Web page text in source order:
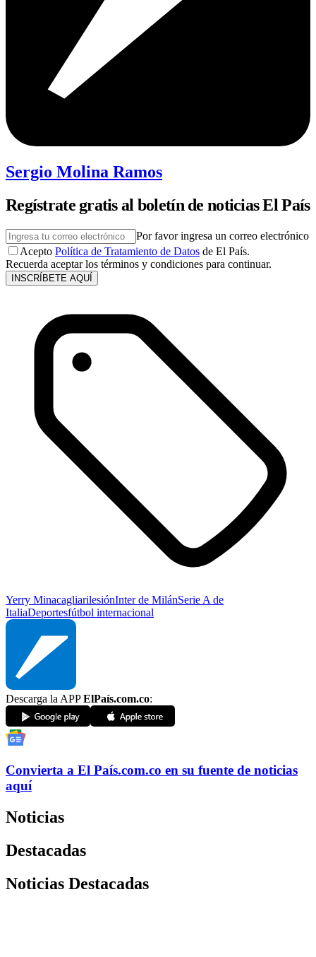
Sergio Molina Ramos
Regístrate gratis al boletín de noticias El País
Por favor ingresa un correo electrónico
Acepto Política de Tratamiento de Datos de El País.
Recuerda aceptar los términos y condiciones para continuar.
INSCRÍBETE AQUÍ
Yerry MinacagliarilesiónInter de MilánSerie A de
ItaliaDeportesfútbol internacional
Descarga la APPElPaís.com.co:
Convierta a El País.com.co en su fuente de noticias
aquí
Noticias
Destacadas
Noticias Destacadas